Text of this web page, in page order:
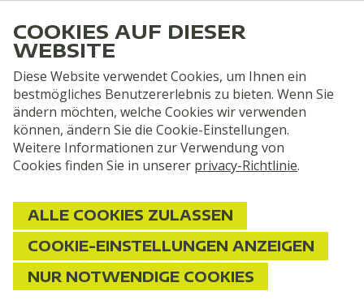
Eine wunderschöne Lage, umgeben von
COOKIES AUF DIESER
WEBSITE
Diese Website verwendet Cookies, um Ihnen ein
bestmögliches Benutzererlebnis zu bieten. Wenn Sie
ändern möchten, welche Cookies wir verwenden
können, ändern Sie die Cookie-Einstellungen.
Weitere Informationen zur Verwendung von
Cookies finden Sie in unserer privacy-Richtlinie.
ALLE COOKIES ZULASSEN
COOKIE-EINSTELLUNGEN ANZEIGEN
NUR NOTWENDIGE COOKIES